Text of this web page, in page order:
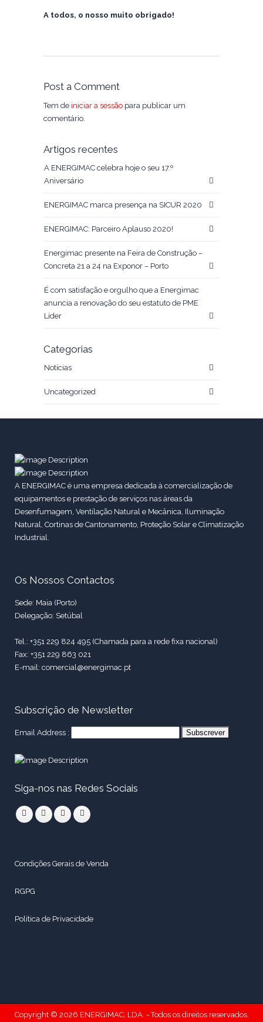
A todos, o nosso muito obrigado!
Post a Comment
Tem de iniciar a sessão para publicar um
comentário.
Artigos recentes
A ENERGIMAC celebra hoje o seu 17.º
Aniversário
ENERGIMAC marca presença na SICUR 2020
ENERGIMAC: Parceiro Aplauso 2020!
Energimac presente na Feira de Construção –
Concreta 21 a 24 na Exponor – Porto
É com satisfação e orgulho que a Energimac
anuncia a renovação do seu estatuto de PME
Líder
Categorias
Notícias
Uncategorized
A ENERGIMAC é uma empresa dedicada à comercialização de
equipamentos e prestação de serviços nas áreas da
Desenfumagem, Ventilação Natural e Mecânica, Iluminação
Natural, Cortinas de Cantonamento, Proteção Solar e Climatização
Industrial.
Os Nossos Contactos
Sede: Maia (Porto)
Delegação: Setúbal
Tel.: +351 229 824 495 (Chamada para a rede fixa nacional)
Fax: +351 229 863 021
E-mail: comercial@energimac.pt
Subscrição de Newsletter
Email Address :
Siga-nos nas Redes Sociais
Condições Gerais de Venda
RGPG
Política de Privacidade
Copyright © 2026 ENERGIMAC, LDA. - Todos os direitos reservados.